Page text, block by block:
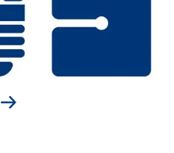
(externer Link, öffnet